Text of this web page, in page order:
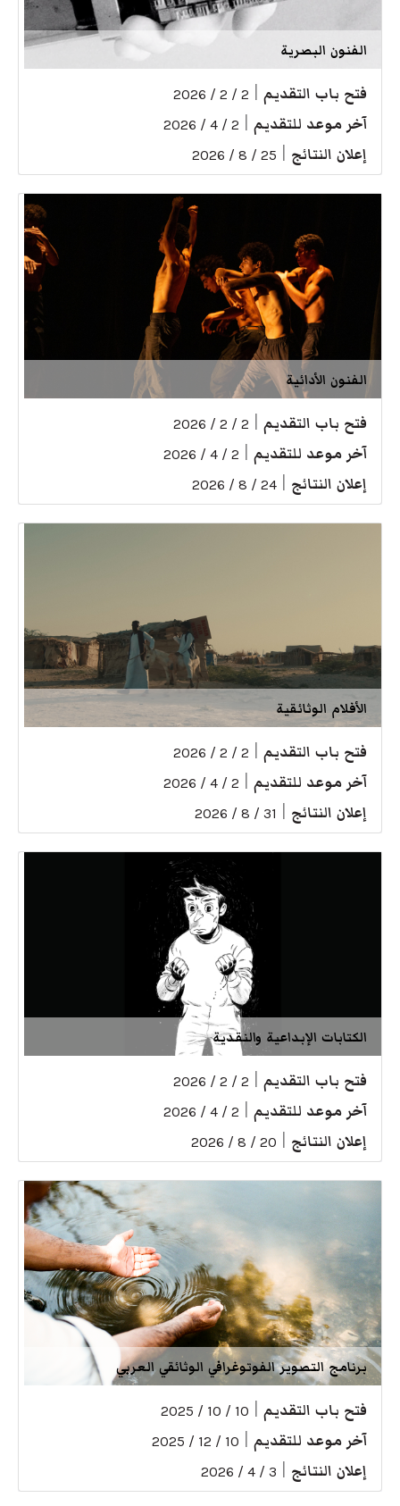
الفنون البصرية
فتح باب التقديم 2 / 2 / 2026
آخر موعد للتقديم 2 / 4 / 2026
إعلان النتائج 25 / 8 / 2026
الفنون الأدائية
فتح باب التقديم 2 / 2 / 2026
آخر موعد للتقديم 2 / 4 / 2026
إعلان النتائج 24 / 8 / 2026
الأفلام الوثائقية
فتح باب التقديم 2 / 2 / 2026
آخر موعد للتقديم 2 / 4 / 2026
إعلان النتائج 31 / 8 / 2026
الكتابات الإبداعية والنقدية
فتح باب التقديم 2 / 2 / 2026
آخر موعد للتقديم 2 / 4 / 2026
إعلان النتائج 20 / 8 / 2026
برنامج التصوير الفوتوغرافي الوثائقي العربي
فتح باب التقديم 10 / 10 / 2025
آخر موعد للتقديم 10 / 12 / 2025
إعلان النتائج 3 / 4 / 2026